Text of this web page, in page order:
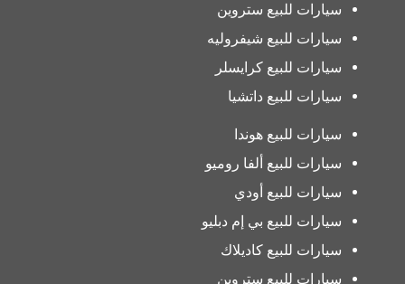
سيارات للبيع ستروين
سيارات للبيع شيفروليه
سيارات للبيع كرايسلر
سيارات للبيع داتشيا
سيارات للبيع هوندا
سيارات للبيع ألفا روميو
سيارات للبيع أودي
سيارات للبيع بي إم دبليو
سيارات للبيع كاديلاك
سيارات للبيع ستروين